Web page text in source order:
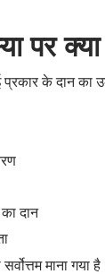
पर
के दान का
दान
माना गया